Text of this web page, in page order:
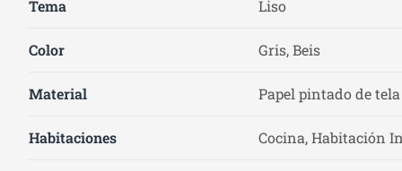
Tema Liso
Color Gris, Beis
Material Papel pintado de
Habitaciones Cocina, Habitación